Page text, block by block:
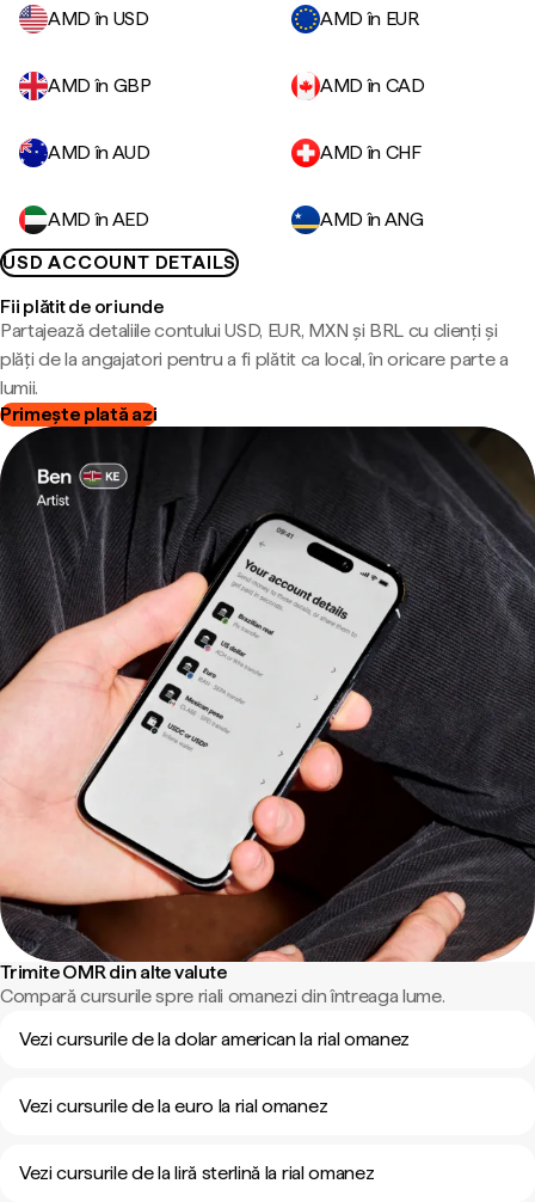
AMD în USD
AMD în EUR
AMD în GBP AMD în CAD
AMD în AUD AMD în CHF
AMD în AED
AMD în ANG
USD ACCOUNT DETAILS
Fii plătit de oriunde
Partajează detaliile contului USD, EUR, MXN și BRL cu clienți și
plăți de la angajatori pentru a fi plătit ca local, în oricare parte a
lumii.
Primește plată azi
Trimite OMR din alte valute
Compară cursurile spre riali omanezi din întreaga lume.
Vezi cursurile de la dolar american la rial omanez
Vezi cursurile de la euro la rial omanez
Vezi cursurile de la liră sterlină la rial omanez